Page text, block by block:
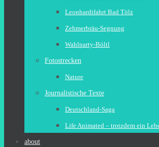
Leonhardifahrt Bad Tölz
Zehmerbräu-Segnung
Wahlparty-Böltl
Fotostrecken
Nature
Journalistische Texte
Deutschland-Saga
Life Animated – trotzdem ein
about